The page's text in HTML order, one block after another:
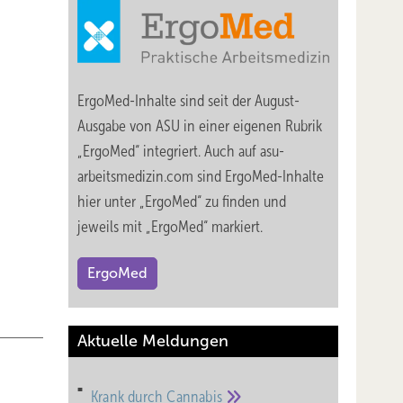
ErgoMed-Inhalte sind seit der August-
Ausgabe von ASU in einer eigenen Rubrik
„ErgoMed“ integriert. Auch auf asu-
arbeitsmedizin.com sind ErgoMed-Inhalte
hier unter „ErgoMed“ zu finden und
jeweils mit „ErgoMed“ markiert.
ErgoMed
Aktuelle Meldungen
Krank durchCannabis